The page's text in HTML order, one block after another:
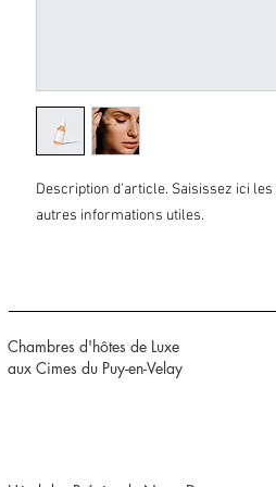
Description d'article. Saisissez ici
autres informations utiles.
Chambres d'hôtes de Luxe
aux Cimes du Puy-en-Velay